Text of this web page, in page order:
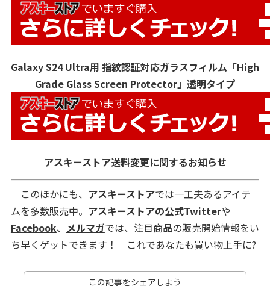
Galaxy S24 Ultra用 指紋認証対応ガラスフィルム「High
Grade Glass Screen Protector」透明タイプ
アスキーストア送料変更に関するお知らせ
このほかにも、 アスキーストアでは一工夫あるアイテ
ムを多数販売中。 アスキーストアの公式Twitterや
Facebook、 メルマガでは、注目商品の販売開始情報をい
ち早くゲットできます！ これであなたも買い物上手に?
この記事をシェアしよう